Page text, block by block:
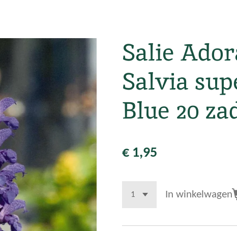
Salie
Salvia
Blue 20
€ 1,95
In winkelwagen